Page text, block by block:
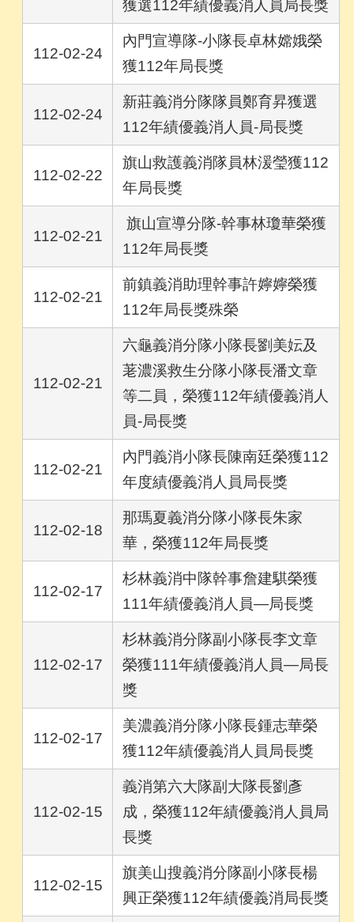
獲選112年績優義消人員局長獎
112-02-24
內門宣導隊-小隊長卓林嫦娥榮
獲112年局長獎
112-02-24
新莊義消分隊隊員鄭育昇獲選
112年績優義消人員-局長獎
112-02-22
旗山救護義消隊員林湲瑩獲112
年局長獎
112-02-21
旗山宣導分隊-幹事林瓊華榮獲
112年局長獎
112-02-21
前鎮義消助理幹事許嬣嬣榮獲
112年局長獎殊榮
112-02-21
六龜義消分隊小隊長劉美妘及
荖濃溪救生分隊小隊長潘文章
等二員，榮獲112年績優義消人
員-局長獎
112-02-21
內門義消小隊長陳南廷榮獲112
年度績優義消人員局長獎
112-02-18
那瑪夏義消分隊小隊長朱家
華，榮獲112年局長獎
112-02-17
杉林義消中隊幹事詹建騏榮獲
111年績優義消人員—局長獎
112-02-17
杉林義消分隊副小隊長李文章
榮獲111年績優義消人員—局長
獎
112-02-17
美濃義消分隊小隊長鍾志華榮
獲112年績優義消人員局長獎
112-02-15
義消第六大隊副大隊長劉彥
成，榮獲112年績優義消人員局
長獎
112-02-15
旗美山搜義消分隊副小隊長楊
興正榮獲112年績優義消局長獎